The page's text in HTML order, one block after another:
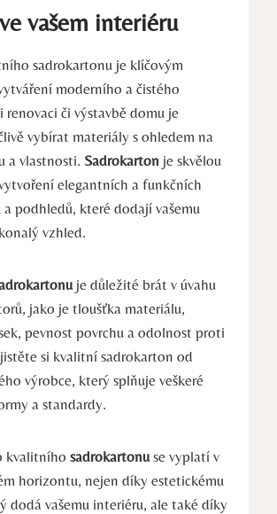
vašem interiéru
sadrokartonu je klíčovým
moderního a čistého
renovaci či výstavbě domu je
vybírat materiály s ohledem na
a vlastnosti. Sadrokarton je skvělou
elegantních a funkčních
podhledů, které dodají vašemu
vzhled.
je důležité brát v úvahu
jako je tloušťka materiálu,
pevnost povrchu a odolnost proti
si kvalitní sadrokarton od
výrobce, který splňuje veškeré
a standardy.
kvalitního sadrokartonu se vyplatí v
horizontu, nejen díky estetickému
dodá vašemu interiéru, ale také díky